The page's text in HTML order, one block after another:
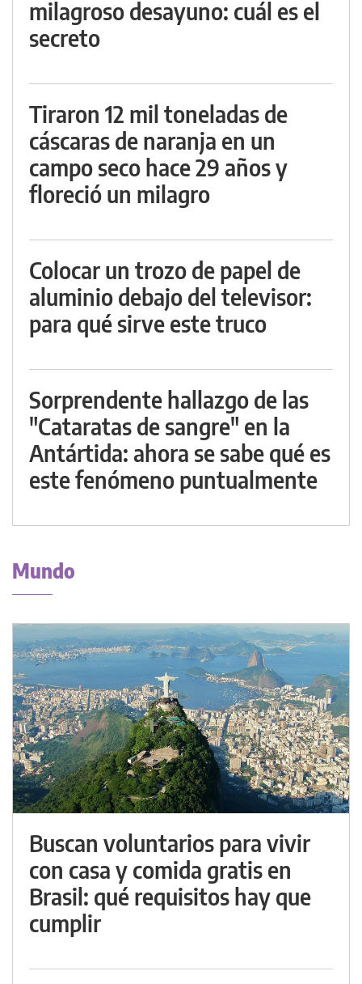
milagroso desayuno: cuál es el
secreto
Tiraron 12 mil toneladas de
cáscaras de naranja en un
campo seco hace 29 años y
floreció un milagro
Colocar un trozo de papel de
aluminio debajo del televisor:
para qué sirve este truco
Sorprendente hallazgo de las
"Cataratas de sangre" en la
Antártida: ahora se sabe qué es
este fenómeno puntualmente
Mundo
Buscan voluntarios para vivir
con casa y comida gratis en
Brasil: qué requisitos hay que
cumplir